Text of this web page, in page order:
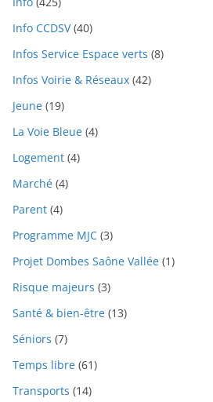
Info CCDSV(40)
Infos Service Espace verts (8)
Infos Voirie & Réseaux (42)
Jeune (19)
La Voie Bleue (4)
Logement (4)
Marché (4)
Parent (4)
Programme MJC (3)
Projet Dombes Saône Vallée (1)
Risque majeurs (3)
Santé & bien-être (13)
Séniors (7)
Temps libre (61)
Transports (14)